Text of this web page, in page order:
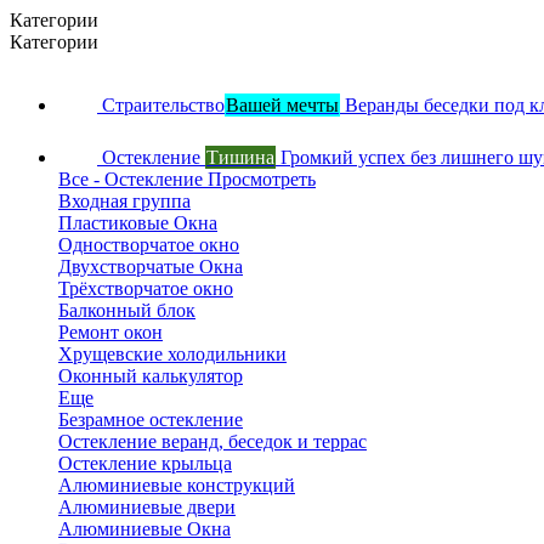
Категории
Категории
СтраительствоВашей мечты Веранды беседки под
Остекление Тишина Громкий успех без лишнего
Все - Остекление Просмотреть
Входная группа
Пластиковые Окна
Одностворчатое окно
Двухстворчатые Окна
Трёхстворчатое окно
Балконный блок
Ремонт окон
Хрущевские холодильники
Оконный калькулятор
Еще
Безрамное остекление
Остекление веранд, беседок и террас
Остекление крыльца
Алюминиевые конструкций
Алюминиевые двери
Алюминиевые Окна